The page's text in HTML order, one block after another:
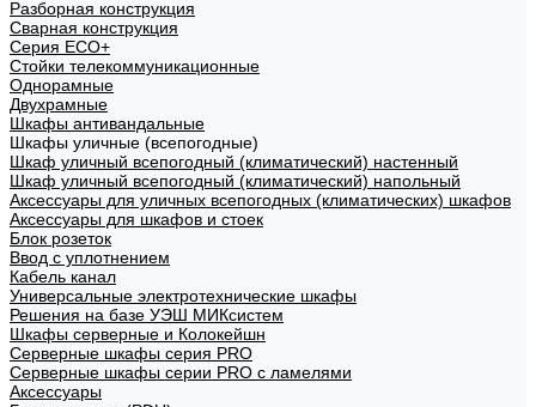
Разборная конструкция
Сварная конструкция
Серия ECO+
Стойки телекоммуникационные
Однорамные
Двухрамные
Шкафы антивандальные
Шкафы уличные (всепогодные)
Шкаф уличный всепогодный (климатический) настенный
Шкаф уличный всепогодный (климатический) напольный
Аксессуары для уличных всепогодных (климатических) шкафов
Аксессуары для шкафов и стоек
Блок розеток
Ввод с уплотнением
Кабель канал
Универсальные электротехнические шкафы
Решения на базе УЭШ МИКсистем
Шкафы серверные и Колокейшн
Серверные шкафы серия PRO
Серверные шкафы серии PRO с ламелями
Аксессуары